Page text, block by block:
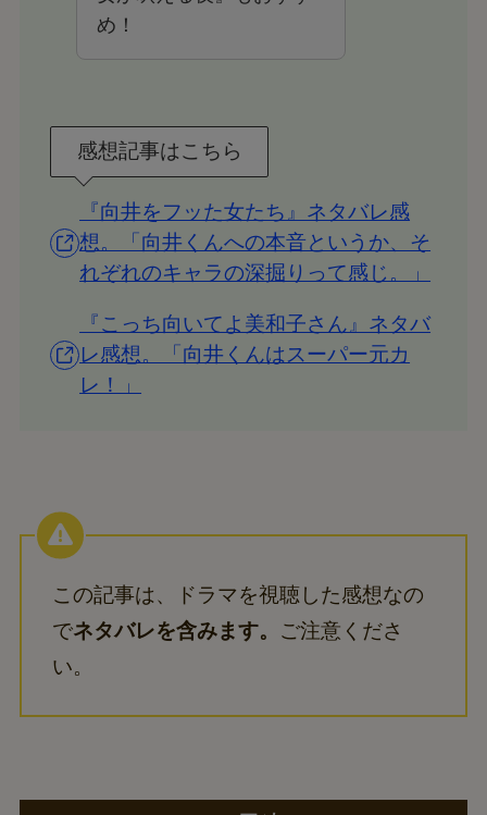
め！
感想記事はこちら
『向井をフッた女たち』ネタバレ感
想。「向井くんへの本音というか、そ
れぞれのキャラの深掘りって感じ。」
『こっち向いてよ美和子さん』ネタバ
レ感想。「向井くんはスーパー元カ
レ！」
この記事は、ドラマを視聴した感想なの
でネタバレを含みます。 ご注意くださ
い。